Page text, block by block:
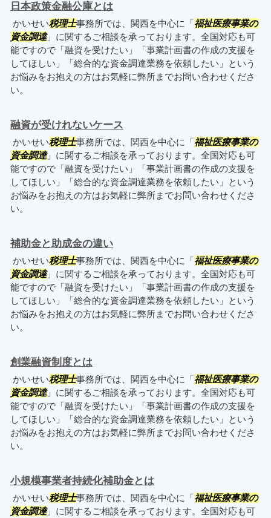
日本政策金融公庫とは
かいせい税理士事務所では、関西を中心に「福祉医療事業の
資金調達」に関するご相談を承っております。全国対応も可
能ですので「融資を受けたい」「事業計画書の作成の支援を
してほしい」「総合的な資金調達業務を依頼したい」という
お悩みをお抱えの方はお気軽に弊所までお問い合わせくださ
い。
融資が受けれないケース
かいせい税理士事務所では、関西を中心に「福祉医療事業の
資金調達」に関するご相談を承っております。全国対応も可
能ですので「融資を受けたい」「事業計画書の作成の支援を
してほしい」「総合的な資金調達業務を依頼したい」という
お悩みをお抱えの方はお気軽に弊所までお問い合わせくださ
い。
補助金と助成金の違い
かいせい税理士事務所では、関西を中心に「福祉医療事業の
資金調達」に関するご相談を承っております。全国対応も可
能ですので「融資を受けたい」「事業計画書の作成の支援を
してほしい」「総合的な資金調達業務を依頼したい」という
お悩みをお抱えの方はお気軽に弊所までお問い合わせくださ
い。
創業融資制度とは
かいせい税理士事務所では、関西を中心に「福祉医療事業の
資金調達」に関するご相談を承っております。全国対応も可
能ですので「融資を受けたい」「事業計画書の作成の支援を
してほしい」「総合的な資金調達業務を依頼したい」という
お悩みをお抱えの方はお気軽に弊所までお問い合わせくださ
い。
小規模事業者持続化補助金とは
かいせい税理士事務所では、関西を中心に「福祉医療事業の
資金調達」に関するご相談を承っております。全国対応も可